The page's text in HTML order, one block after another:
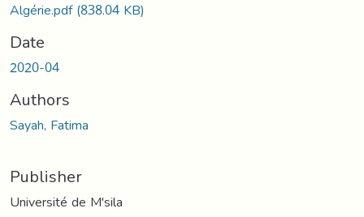
Algérie.pdf(838.04 KB)
Date
2020-04
Authors
Sayah, Fatima
Publisher
Université de M'sila